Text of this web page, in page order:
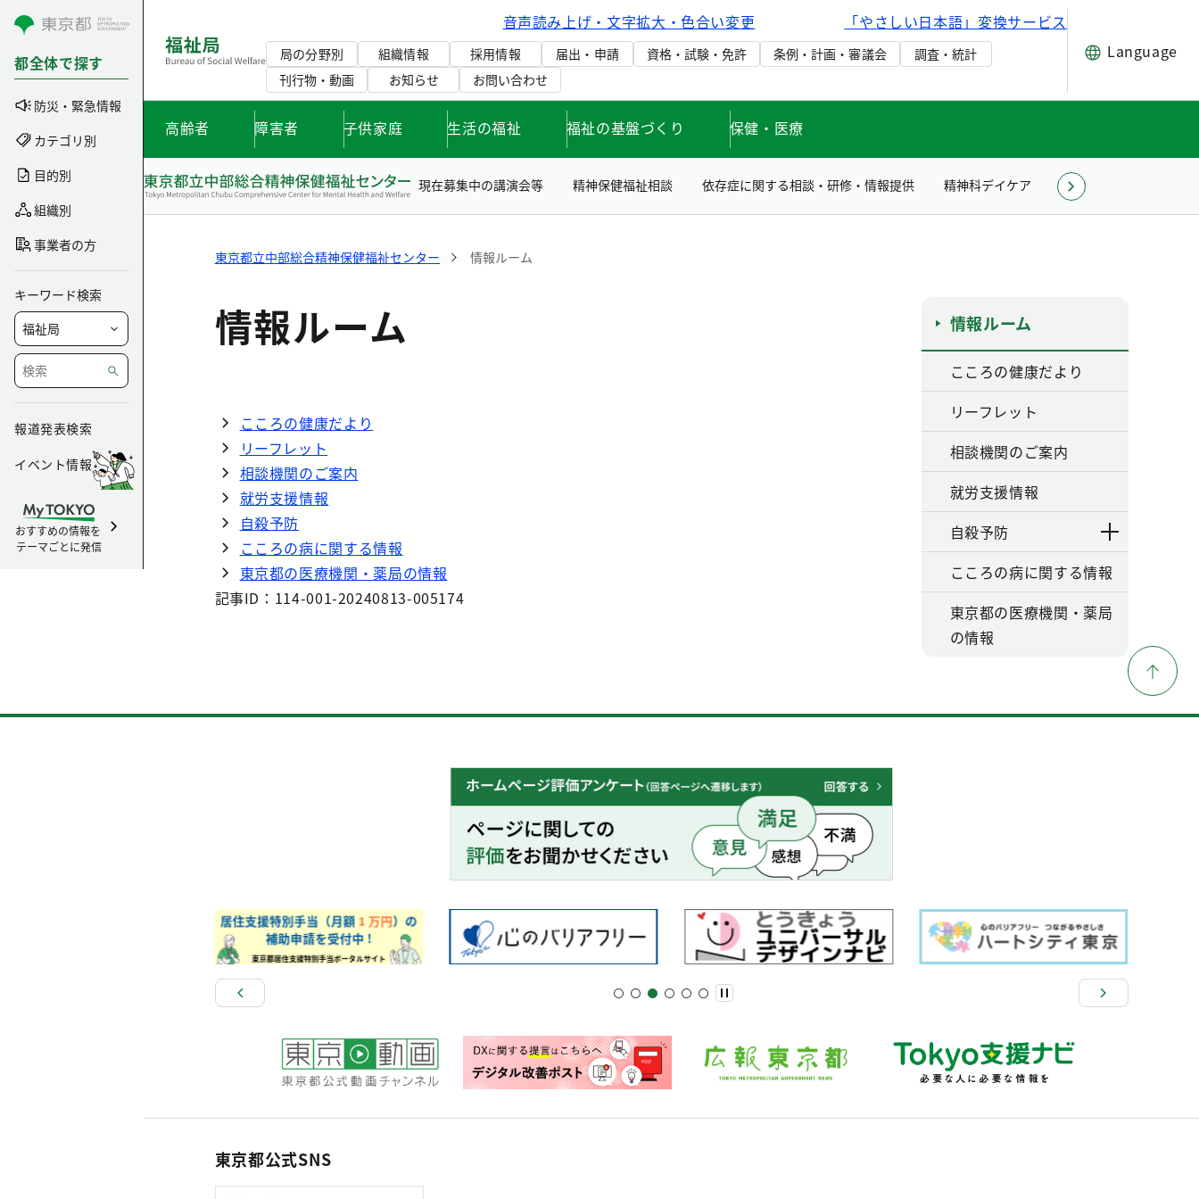
コンテンツにスキップ
都全体で探す
防災・緊急情報
カテゴリ別
目的別
組織別
事業者の方
キーワード検索
報道発表検索
イベント情報
おすすめの情報を
テーマごとに発信
音声読み上げ・文字拡大・色合い変更 「やさしい日本語」変換サービス
局の分野別 組織情報 採用情報 届出・申請 資格・試験・免許 条例・計画・審議会
調査・統計
刊行物・動画
お知らせ お問い合わせ
Language
高齢者 障害者 子供家庭 生活の福祉 福祉の基盤づくり 保健・医療
現在募集中の講演会等 精神保健福祉相談 依存症に関する相談・研修・情報提供 精神科デイケア 施設見学
東京都立中部総合精神保健福祉センター 情報ルーム
情報ルーム
こころの健康だより
リーフレット
相談機関のご案内
就労支援情報
自殺予防
こころの病に関する情報
東京都の医療機関・薬局の情報
記事ID：114-001-20240813-005174
情報ルーム
こころの健康だより
リーフレット
相談機関のご案内
就労支援情報
自殺予防
こころの病に関する情報
東京都の医療機関・薬局
の情報
東京都公式SNS